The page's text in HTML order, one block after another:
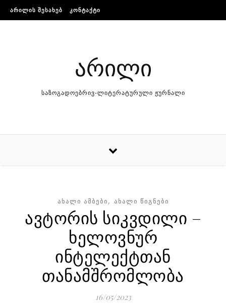
Skip to content
ᲐᲠᲘᲚᲘᲡ ᲨᲔᲡᲐᲮᲔᲑ ᲙᲝᲜᲢᲐᲥᲢᲘ
არილი
საზოგადოებრივ-ლიტერატურული ჟურნალი
ᲐᲮᲐᲚᲘ ᲐᲛᲑᲔᲑᲘ, ᲐᲮᲐᲚᲘ ᲬᲘᲒᲜᲔᲑᲘ
ავტორის სიკვდილი –
ხელოვნურ
ინტელექტთან
თანამშრომლობა
16/05/2023